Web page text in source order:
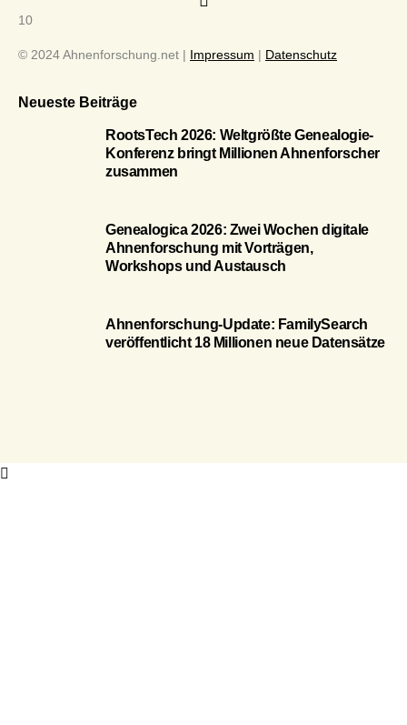
10
© 2024 Ahnenforschung.net | Impressum | Datenschutz
Neueste Beiträge
RootsTech 2026: Weltgrößte Genealogie-
Konferenz bringt Millionen Ahnenforscher
zusammen
Genealogica 2026: Zwei Wochen digitale
Ahnenforschung mit Vorträgen,
Workshops und Austausch
Ahnenforschung-Update: FamilySearch
veröffentlicht 18 Millionen neue Datensätze